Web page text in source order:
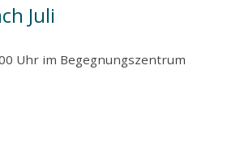
Juli
Uhr im Begegnungszentrum